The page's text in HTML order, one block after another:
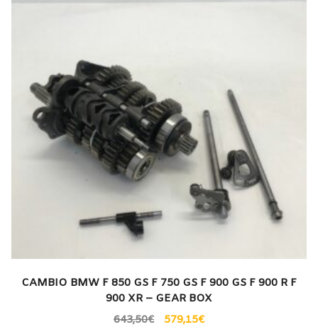
CAMBIO BMW F 850 GS F 750 GS F 900 GS F 900 R F
900 XR – GEAR BOX
643,50€ 579,15€